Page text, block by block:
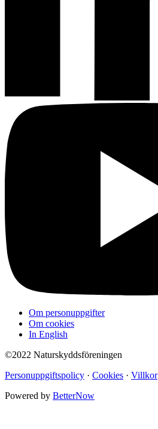
Om personuppgifter
Om cookies
In English
©2022 Naturskyddsföreningen
Personuppgiftspolicy · Cookies · Villkor
Powered by BetterNow